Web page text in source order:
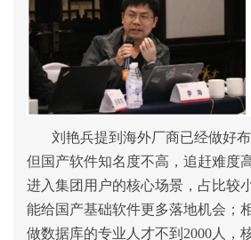
刘艳兵提到海外厂商已经做好
但国产软件知名度不高，追赶难度
进入集团用户的核心场景，占比较
能给国产基础软件更多落地机会；
做数据库的专业人才不到2000人，